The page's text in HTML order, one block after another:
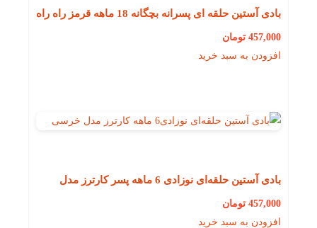
بادی آستین حلقه ای پسرانه بچگانه 18 ماهه قرمز راه راه
مارک کارترز
457,000 تومان
افزودن به سبد خرید
بادی آستین حلقه‌ای نوزادی 6 ماهه پسر کارترز مدل
457,000 تومان
افزودن به سبد خرید